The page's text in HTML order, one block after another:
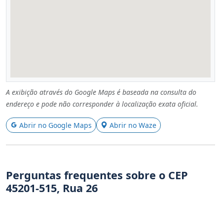
A exibição através do Google Maps é baseada na consulta do
endereço e pode não corresponder à localização exata oficial.
Abrir no Google Maps Abrir no Waze
Perguntas frequentes sobre o CEP
45201-515, Rua 26